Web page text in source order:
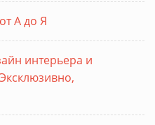
А до Я
интерьера и